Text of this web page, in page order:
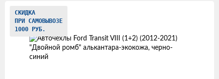
Изображения
товаров
СКИДКА
ПРИ САМОВЫВОЗЕ
1000 РУБ.